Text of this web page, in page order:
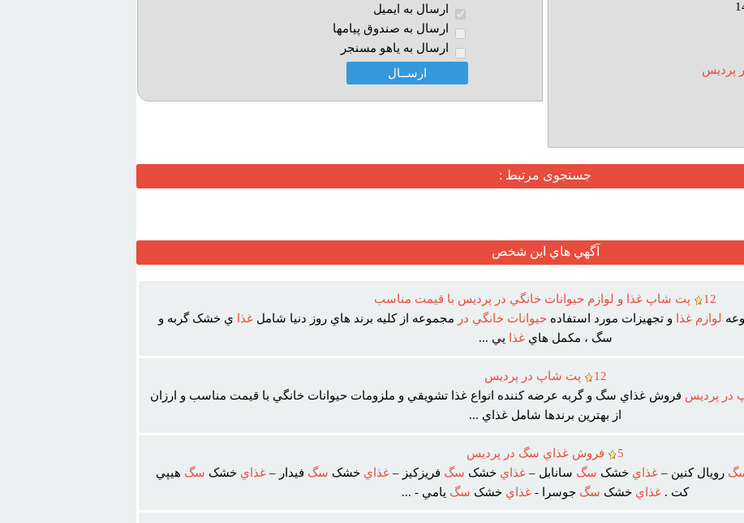
پرديس
ارسال به ايميل
ارسال به صندوق پيامها
ارسال به ياهو مسنجر
جستجوی مرتبط :
آگهي هاي اين شخص
12
پت شاپ غذا و لوازم حيوانات خانگي در پرديس با قيمت مناسب
لوازم غذا و تجهيزات مورد استفاده حيوانات خانگي در مجموعه از کليه برند هاي روز دنيا شامل غذا
ي خشک گربه و
سگ ، مکمل هايغذا يي ...
12
پت شاپ در پرديس
در پرديس فروش غذاي سگ و گربه عرضه کننده انواع غذا تشويقي و ملزومات حيوانات خانگي با قيمت مناسب و ارزان
از بهترين برندها شامل غذاي ...
5
فروش غذاي سگ در پرديس
رويال کنين –غذاي خشک سگ سانابل –غذاي خشک سگ فريزکيز –غذاي خشک سگ فيدار –غذاي خشک سگ هيپي
کت . غذاي خشک سگ جوسرا - غذاي خشک سگ يامي - ...